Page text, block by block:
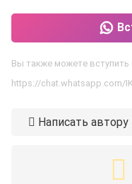
Вы также можете вступить
https://chat.whatsapp.com/
Написать автору